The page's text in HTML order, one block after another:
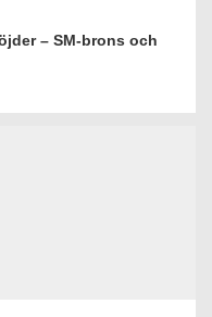
– SM-brons och